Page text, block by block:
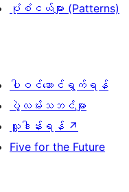
ပုံစံငယ်များ (Patterns)
ပါဝင်ဆောင်ရွက်ရန်
ပွဲလမ်းသဘင်များ
လှူဒါန်းရန် ↗
Five for the Future